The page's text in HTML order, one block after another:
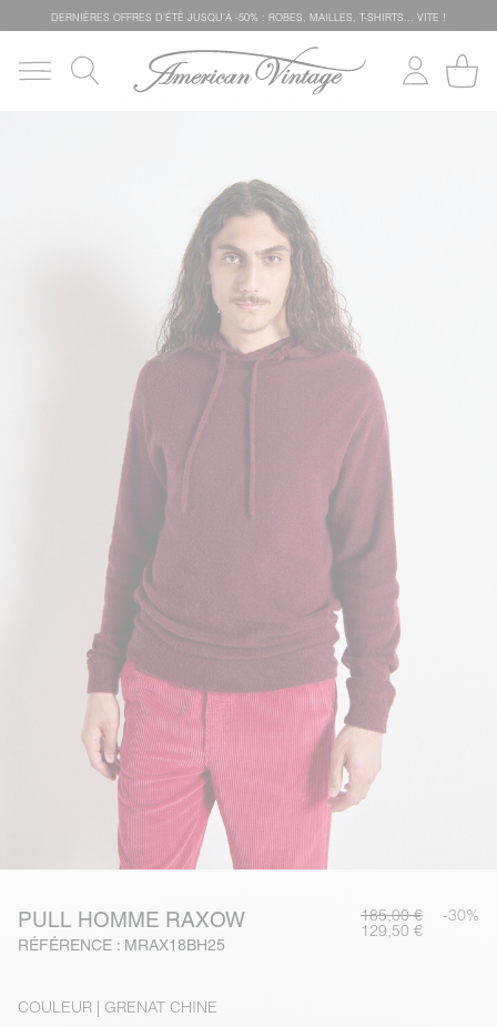
DERNIÈRES OFFRES D'ÉTÊ JUSQU'À -50% : ROBES, MAILLES, T-SHIRTS... VITE !
PULL HOMME RAXOW
RÉFÉRENCE : MRAX18BH25
185,00 € -30%
129,50 €
COULEUR | GRENAT CHINE